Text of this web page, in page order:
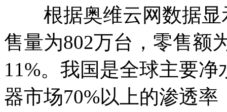
根据奥维云网数据显
售量为802万台，零售额
11%。我国是全球主要
器市场70%以上的渗透